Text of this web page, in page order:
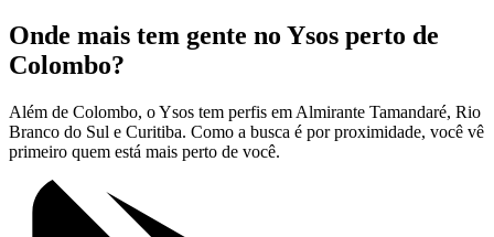
Onde mais tem gente no Ysos perto de
Colombo?
Além de Colombo, o Ysos tem perfis em Almirante Tamandaré, Rio
Branco do Sul e Curitiba. Como a busca é por proximidade, você vê
primeiro quem está mais perto de você.